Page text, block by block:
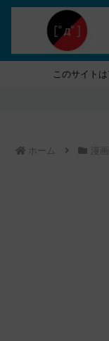
このサイト
ホーム 漫画